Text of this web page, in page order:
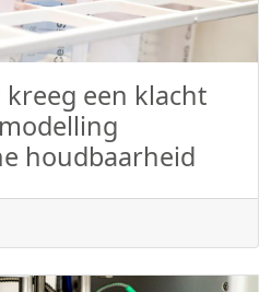
een klacht
houdbaarheid